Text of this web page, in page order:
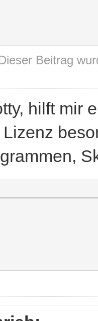
Beitrag
hilft mir